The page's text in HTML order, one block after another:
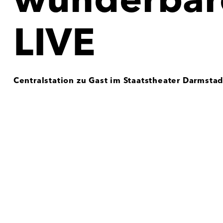
LIVE
Centralstation zu Gast im Staatstheater